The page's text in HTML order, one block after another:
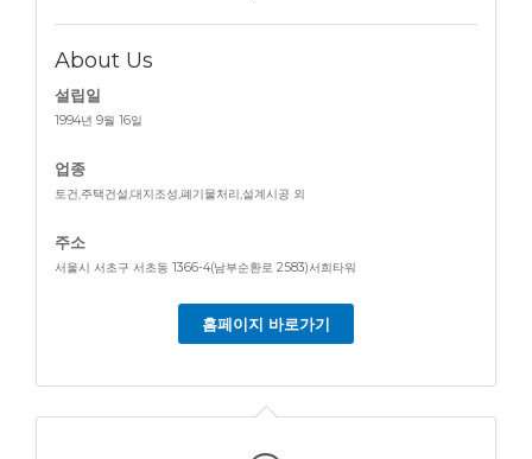
About Us
설립일
1994년 9월 16일
업종
토건,주택건설,대지조성,폐기물처리,설계시공 외
주소
서울시 서초구 서초동 1366-4(남부순환로 2583)서희타워
홈페이지 바로가기